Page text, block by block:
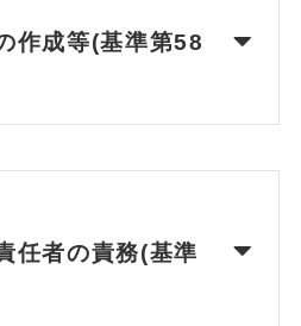
作成等(基準第58
任者の責務(基準